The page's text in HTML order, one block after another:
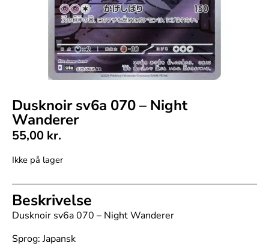
Dusknoir sv6a 070 – Night
Wanderer
55,00 kr.
Ikke på lager
Beskrivelse
Dusknoir sv6a 070 – Night Wanderer
Sprog: Japansk